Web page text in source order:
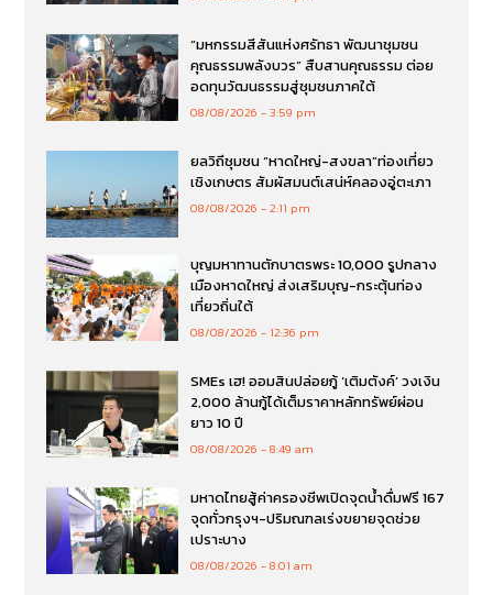
“มหกรรมสีสันแห่งศรัทธา พัฒนาชุมชน
คุณธรรมพลังบวร” สืบสานคุณธรรม ต่อย
อดทุนวัฒนธรรมสู่ชุมชนภาคใต้
08/08/2026 3:59 pm
ยลวิถีชุมชน “หาดใหญ่-สงขลา”ท่องเที่ยว
เชิงเกษตร สัมผัสมนต์เสน่ห์คลองอู่ตะเภา
08/08/2026 2:11 pm
บุญมหาทานตักบาตรพระ 10,000 รูปกลาง
เมืองหาดใหญ่ ส่งเสริมบุญ-กระตุ้นท่อง
เที่ยวถิ่นใต้
08/08/2026 12:36 pm
SMEs เฮ! ออมสินปล่อยกู้ ‘เติมตังค์’ วงเงิน
2,000 ล้านกู้ได้เต็มราคาหลักทรัพย์ผ่อน
ยาว 10 ปี
08/08/2026 8:49 am
มหาดไทยสู้ค่าครองชีพเปิดจุดน้ำดื่มฟรี 167
จุดทั่วกรุงฯ-ปริมณฑลเร่งขยายจุดช่วย
เปราะบาง
08/08/2026 8:01 am